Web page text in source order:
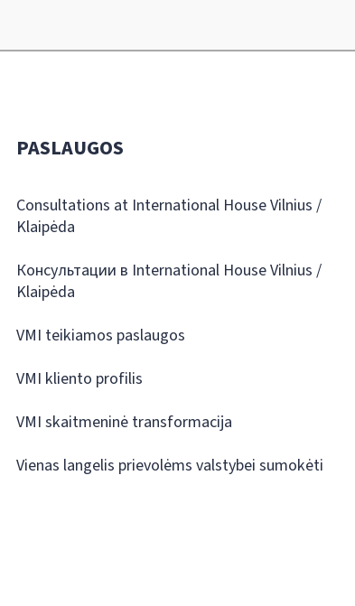
PASLAUGOS
Consultations at International House Vilnius /
Klaipėda
Консультации в International House Vilnius /
Klaipėda
VMI teikiamos paslaugos
VMI kliento profilis
VMI skaitmeninė transformacija
Vienas langelis prievolėms valstybei sumokėti